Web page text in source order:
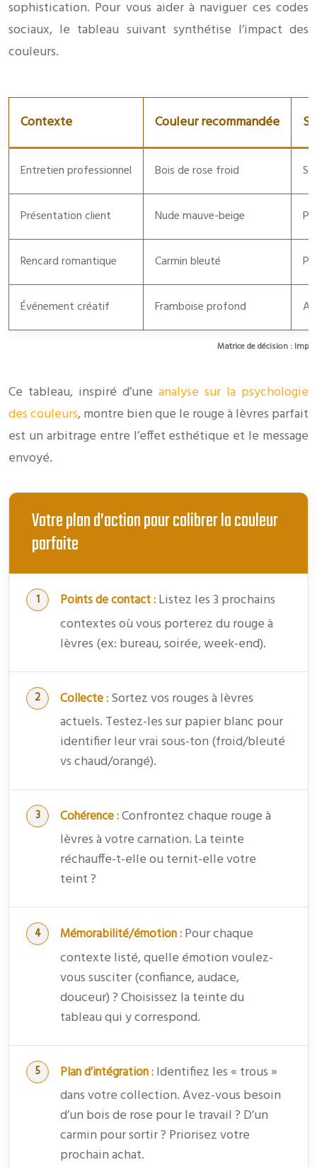
sophistication. Pour vous aider à naviguer ces codes
sociaux, le tableau suivant synthétise l’impact des
couleurs.
Matrice de décision :
Contexte Couleur recommandée
Entretien professionnel Bois de rose froid
Présentation client Nude mauve-beige
Rencard romantique Carmin bleuté
Événement créatif Framboise profond
Ce tableau, inspiré d’une analyse sur la psychologie
des couleurs, montre bien que le rouge à lèvres parfait
est un arbitrage entre l’effet esthétique et le message
envoyé.
Votre plan d’action pour calibrer la couleur
parfaite
Points de contact :Listez les 3 prochains
contextes où vous porterez du rouge à
lèvres (ex: bureau, soirée, week-end).
Collecte :Sortez vos rouges à lèvres
actuels. Testez-les sur papier blanc pour
identifier leur vrai sous-ton (froid/bleuté
vs chaud/orangé).
Cohérence :Confrontez chaque rouge à
lèvres à votre carnation. La teinte
réchauffe-t-elle ou ternit-elle votre
teint ?
Mémorabilité/émotion :Pour chaque
contexte listé, quelle émotion voulez-
vous susciter (confiance, audace,
douceur) ? Choisissez la teinte du
tableau qui y correspond.
Plan d’intégration :Identifiez les « trous »
dans votre collection. Avez-vous besoin
d’un bois de rose pour le travail ? D’un
carmin pour sortir ? Priorisez votre
prochain achat.